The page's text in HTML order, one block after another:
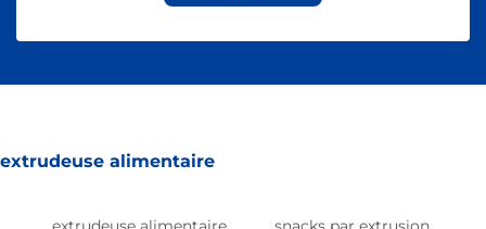
extrudeuse alimentaire